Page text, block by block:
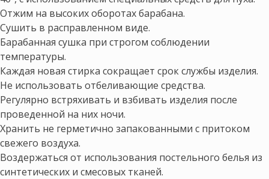
Отжим на высоких оборотах барабана.
Сушить в расправленном виде.
Барабанная сушка при строгом соблюдении
температуры.
Каждая новая стирка сокращает срок службы изделия.
Не использовать отбеливающие средства.
Регулярно встряхивать и взбивать изделия после
проведенной на них ночи.
Хранить не герметично запакованными с притоком
свежего воздуха.
Воздержаться от использования постельного белья из
синтетических и смесовых тканей.